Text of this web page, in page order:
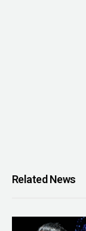
Related News